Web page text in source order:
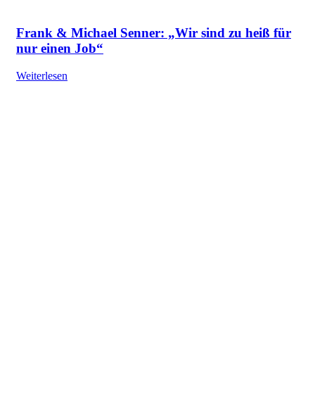
Frank & Michael Senner: „Wir sind zu heiß für
nur einen Job“
Weiterlesen